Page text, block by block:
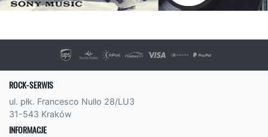
ROCK-SERWIS
ul. płk. Francesco Nullo 28/LU3
31-543 Kraków
INFORMACJE